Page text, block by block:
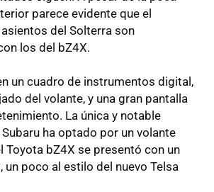
parece evidente que el
del Solterra son
los del bZ4X.
un cuadro de instrumentos digital,
del volante, y una gran pantalla
La única y notable
ha optado por un volante
Toyota bZ4X se presentó con un
un poco al estilo del nuevo Telsa